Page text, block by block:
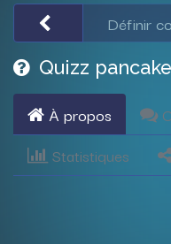
Quizz
Définir
À propos
Statistiques